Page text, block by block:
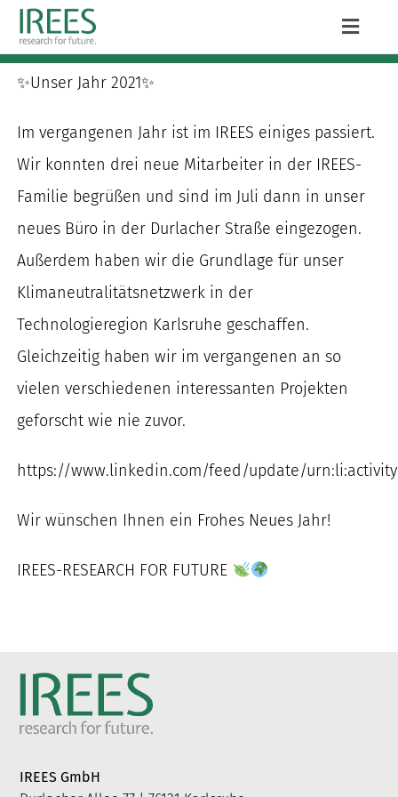
Zum
Inhalt
springen
Toggle
ÜBER UNS
AKTUELLES
PROJEKTE
PUBLIKATIONEN
KARRIERE
Suche
nach:
✨Unser Jahr 2021✨
Im vergangenen Jahr ist im IREES einiges passiert.
Wir konnten drei neue Mitarbeiter in der IREES-
Familie begrüßen und sind im Juli dann in unser
neues Büro in der Durlacher Straße eingezogen.
Außerdem haben wir die Grundlage für unser
Klimaneutralitätsnetzwerk in der
Technologieregion Karlsruhe geschaffen.
Gleichzeitig haben wir im vergangenen an so
vielen verschiedenen interessanten Projekten
geforscht wie nie zuvor.
https://www.linkedin.com/feed/update/
Wir wünschen Ihnen ein Frohes Neues Jahr!
IREES-RESEARCH FOR FUTURE
IREES GmbH